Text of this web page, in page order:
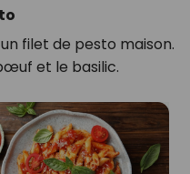
filet de pesto maison.
et le basilic.